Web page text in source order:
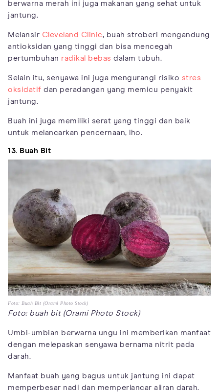
berwarna merah ini juga makanan yang sehat untuk
jantung.
Melansir Cleveland Clinic, buah stroberi mengandung
antioksidan yang tinggi dan bisa mencegah
pertumbuhan radikal bebas dalam tubuh.
Selain itu, senyawa ini juga mengurangi risiko stres
oksidatif dan peradangan yang memicu penyakit
jantung.
Buah ini juga memiliki serat yang tinggi dan baik
untuk melancarkan pencernaan, lho.
13. Buah Bit
Foto: Buah Bit (Orami Photo Stock)
Foto: buah bit (Orami Photo Stock)
Umbi-umbian berwarna ungu ini memberikan manfaat
dengan melepaskan senyawa bernama nitrit pada
darah.
Manfaat buah yang bagus untuk jantung ini dapat
memperbesar nadi dan memperlancar aliran darah.